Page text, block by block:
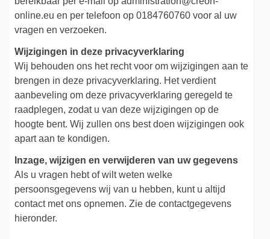
online.eu en per telefoon op 0184760760 voor al uw
vragen en verzoeken.
Wijzigingen in deze privacyverklaring
Wij behouden ons het recht voor om wijzigingen aan te
brengen in deze privacyverklaring. Het verdient
aanbeveling om deze privacyverklaring geregeld te
raadplegen, zodat u van deze wijzigingen op de
hoogte bent. Wij zullen ons best doen wijzigingen ook
apart aan te kondigen.
Inzage, wijzigen en verwijderen van uw gegevens
Als u vragen hebt of wilt weten welke
persoonsgegevens wij van u hebben, kunt u altijd
contact met ons opnemen. Zie de contactgegevens
hieronder.